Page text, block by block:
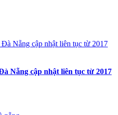
Nẵng cập nhật liên tục từ 2017